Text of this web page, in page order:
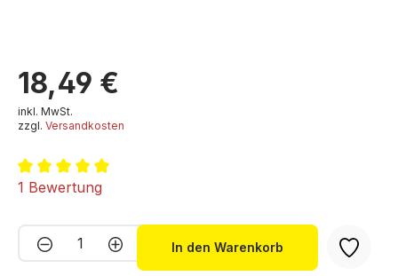
18,49 €
inkl. MwSt.
zzgl. Versandkosten
Durchschnittliche Bewertung von 5 von 5 Sternen
1 Bewertung
Produkt Anzahl: Gib den
In den Warenkorb